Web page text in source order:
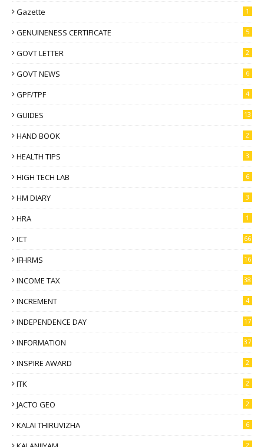
Gazette 1
GENUINENESS CERTIFICATE 5
GOVT LETTER 2
GOVT NEWS 6
GPF/TPF 4
GUIDES 13
HAND BOOK 2
HEALTH TIPS 3
HIGH TECH LAB 6
HM DIARY 3
HRA 1
ICT 66
IFHRMS 16
INCOME TAX 38
INCREMENT 4
INDEPENDENCE DAY 17
INFORMATION 37
INSPIRE AWARD 2
ITK 2
JACTO GEO 2
KALAI THIRUVIZHA 6
2